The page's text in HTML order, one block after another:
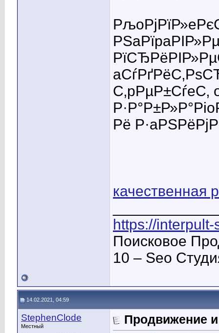
Рё
качественная
https://
Поисковое
10 – Seo
14.02.2021, 04:59
StephenClode
Местный
Продвижение